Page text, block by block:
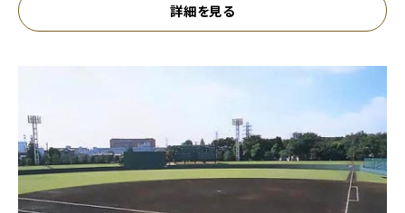
詳細を見る